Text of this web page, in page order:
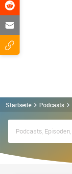
Startseite Podcasts